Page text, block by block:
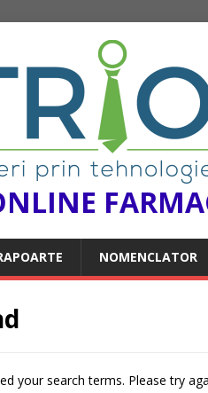
NOMENCLATOR
your search terms. Please try